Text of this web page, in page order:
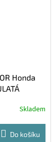
Honda
Skladem
Do košíku